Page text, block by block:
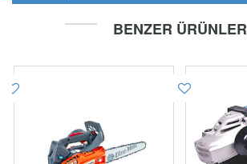
BENZER ÜRÜNLER